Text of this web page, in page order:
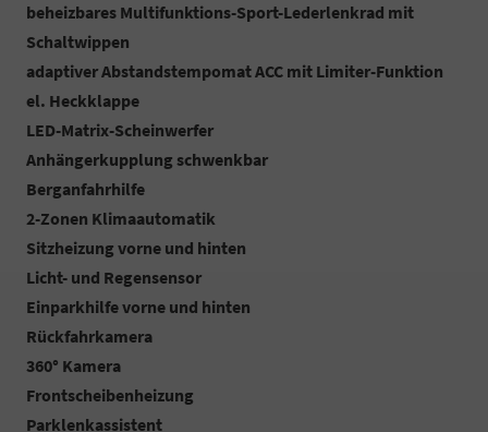
beheizbares Multifunktions-Sport-Lederlenkrad mit
Schaltwippen
adaptiver Abstandstempomat ACC mit Limiter-Funktion
el. Heckklappe
LED-Matrix-Scheinwerfer
Anhängerkupplung schwenkbar
Berganfahrhilfe
2-Zonen Klimaautomatik
Sitzheizung vorne und hinten
Licht- und Regensensor
Einparkhilfe vorne und hinten
Rückfahrkamera
360° Kamera
Frontscheibenheizung
Parklenkassistent